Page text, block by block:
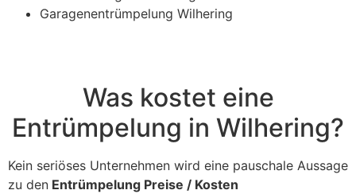
Garagenentrümpelung Wilhering
Was kostet eine
Entrümpelung in Wilhering?
Kein seriöses Unternehmen wird eine pauschale Aussage
zu den Entrümpelung Preise / Kosten